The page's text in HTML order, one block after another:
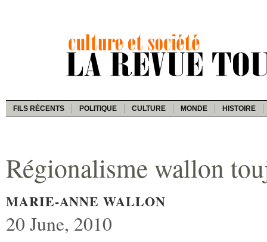
FILS RÉCENTS POLITIQUE CULTURE MONDE HISTOIRE
Régionalisme wallon
MARIE-ANNE WALLON
20 June, 2010